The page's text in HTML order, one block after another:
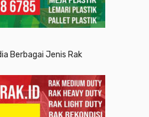
Berbagai Jenis Rak